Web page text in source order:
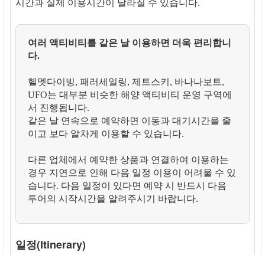
시간과 실제 이용시간이 달라질 수 있습니다.
여러 액티비티를 같은 날 이용하면 더욱 편리합니
다.
헬멧다이빙, 패러세일링, 제트스키, 바나나보트,
UFO는 대부분 비슷한 해양 액티비티 운영 구역에
서 진행됩니다.
같은 날 연속으로 예약하면 이동과 대기시간을 줄
이고 보다 알차게 이용할 수 있습니다.
다른 업체에서 예약한 상품과 연결하여 이용하는
경우 지연으로 인해 다음 일정 이용이 어려울 수 있
습니다. 다음 일정이 있다면 예약 시 반드시 다음
투어의 시작시간을 알려주시기 바랍니다.
일정(Itinerary)